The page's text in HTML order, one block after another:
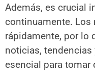
Además, es crucial
continuamente.
rápidamente, por lo
noticias,
esencial para tomar